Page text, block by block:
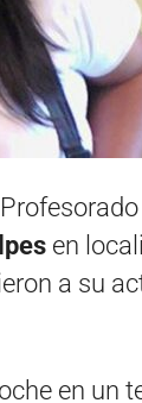
en
a su
en un